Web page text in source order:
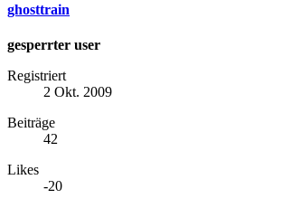
ghosttrain
gesperrter user
Registriert
2 Okt. 2009
Beiträge
42
Likes
-20